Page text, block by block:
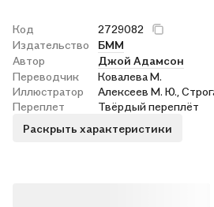
Код
2729082
Издательство
БММ
Автор
Джой Адамсон
Переводчик
Ковалева М.
Иллюстратор
Алексеев М. Ю.,
Переплет
Твёрдый переплёт
Раскрыть характеристики